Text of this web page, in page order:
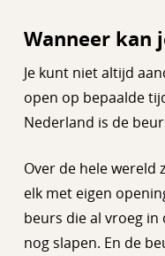
Wanneer kan
Je kunt niet altijd
open op bepaalde
Nederland is de
Over de hele wereld
elk met eigen
beurs die al vroeg
nog slapen. En de